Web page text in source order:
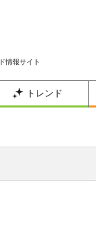
情報サイト
トレンド